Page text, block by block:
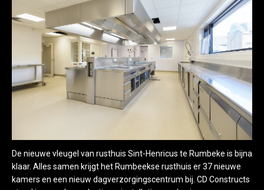
De nieuwe vleugel van rusthuis Sint-Henricus te Rumbeke is bijna
klaar. Alles samen krijgt het Rumbeekse rusthuis er 37 nieuwe
kamers en een nieuw dagverzorgingscentrum bij. CD Constructs